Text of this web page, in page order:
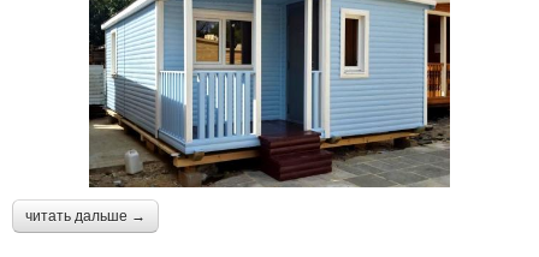
читать дальше →